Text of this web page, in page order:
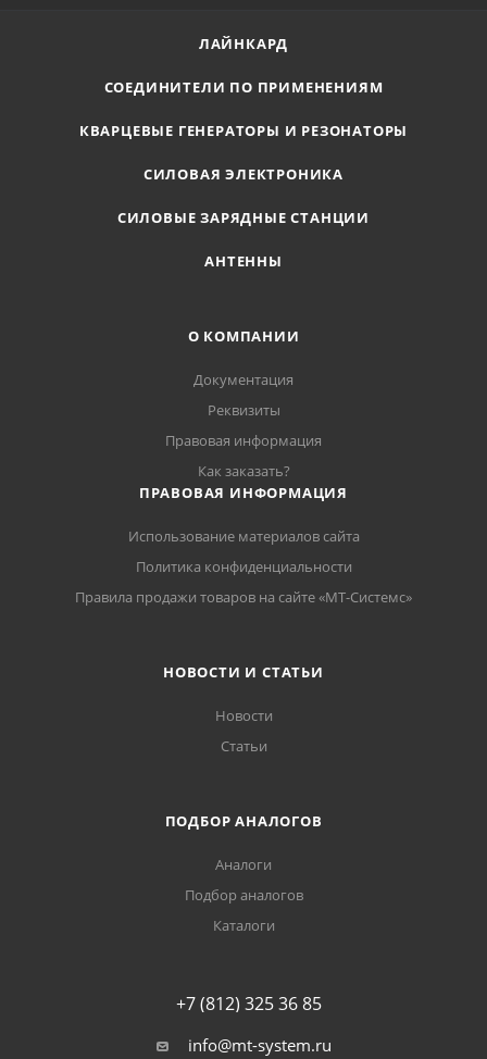
ЛАЙНКАРД
СОЕДИНИТЕЛИ ПО ПРИМЕНЕНИЯМ
КВАРЦЕВЫЕ ГЕНЕРАТОРЫ И РЕЗОНАТОРЫ
СИЛОВАЯ ЭЛЕКТРОНИКА
СИЛОВЫЕ ЗАРЯДНЫЕ СТАНЦИИ
АНТЕННЫ
О КОМПАНИИ
Документация
Реквизиты
Правовая информация
Как заказать?
ПРАВОВАЯ ИНФОРМАЦИЯ
Использование материалов сайта
Политика конфиденциальности
Правила продажи товаров на сайте «МТ-Системс»
НОВОСТИ И СТАТЬИ
Новости
Статьи
ПОДБОР АНАЛОГОВ
Аналоги
Подбор аналогов
Каталоги
+7 (812) 325 36 85
info@mt-system.ru